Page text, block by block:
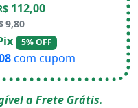
112,00
9,80
5% OFF
com cupom
a Frete Grátis.